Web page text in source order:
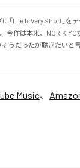
Life Is Very Short」を
今作は本来、NORIKIYO
うだったが聴きたいと
Music、